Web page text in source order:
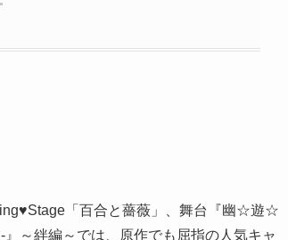
「百合と薔薇」、舞台『幽☆遊☆
～絆編～では、原作でも屈指の人気キャ